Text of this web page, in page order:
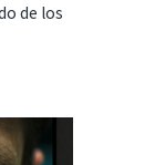
de los